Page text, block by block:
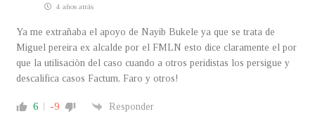
4 años atrás
Ya me extrañaba el apoyo de Nayib Bukele ya que se trata de
Miguel pereira ex alcalde por el FMLN esto dice claramente el por
que la utilisaciòn del caso cuando a otros peridistas los persigue y
descalifica casos Factum, Faro y otros!
6 -9 Responder